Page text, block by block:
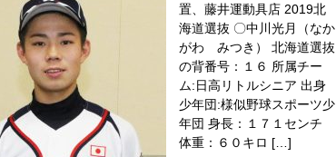
置、藤井運動具店 2019北
海道選抜 〇中川光月（なか
がわ みつき） 北海道選抜
の背番号：１６ 所属チー
ム:日高リトルシニア 出身
少年団:様似野球スポーツ少
年団 身長：１７１センチ
体重：６０キロ […]